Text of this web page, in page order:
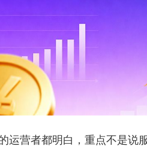
运营者都明白，重点不是说